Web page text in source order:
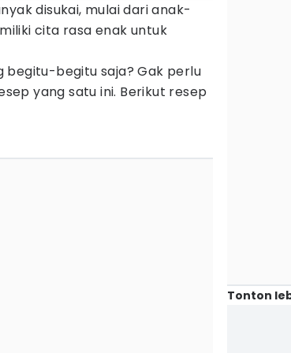
disukai, mulai dari anak-
cita rasa enak untuk
begitu-begitu saja? Gak perlu
yang satu ini. Berikut resep
Tonton